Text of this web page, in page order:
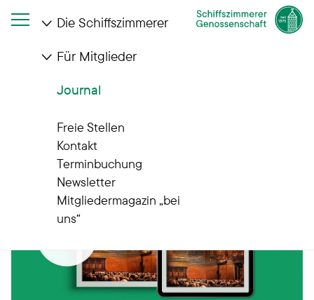
Die Schiffszimmerer
Für Mitglieder
Journal
Freie Stellen
Kontakt
Terminbuchung
Newsletter
Mitgliedermagazin „bei
uns“
Startseite
Journal Jetzt online: Geschäftsbericht 2025